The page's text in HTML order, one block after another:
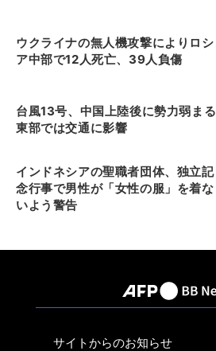
ウクライナの無人機攻撃によりロシ
ア中部で12人死亡、39人負傷
台風13号、中国上陸後に勢力弱まる
東部では交通に影響
インドネシアの聖職者団体、独立記
念行事で男性が「女性の服」を着な
いよう警告
サイトからのお知らせ